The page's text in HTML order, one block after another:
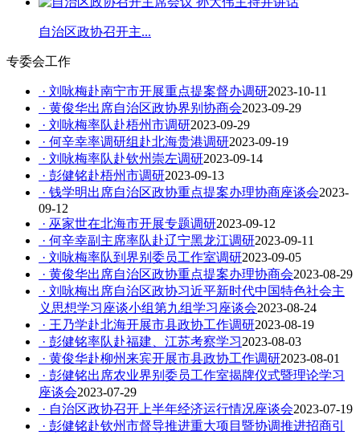
自治区政协召开主...
专委会工作
· 刘咏梅赴南宁市开展重点提案督办调研2023-10-11
· 黄俊华出席自治区政协界别协商会2023-09-29
· 刘咏梅率队赴梧州市调研2023-09-29
· 何辛幸率调研组赴北海贵港调研2023-09-19
· 刘咏梅率队赴钦州崇左调研2023-09-14
· 彭健铭赴梧州市调研2023-09-13
· 钱学明出席自治区政协重点提案办理协商座谈会2023-
09-12
· 巫家世在北海市开展专题调研2023-09-12
· 何辛幸副主席率队赴辽宁黑龙江调研2023-09-11
· 刘咏梅率队到界别委员工作室调研2023-09-05
· 黄俊华出席自治区政协重点提案办理协商会2023-08-29
· 刘咏梅出席自治区政协习近平新时代中国特色社会主
义思想学习座谈小组第九组学习座谈会2023-08-24
· 王乃学赴北海开展市县政协工作调研2023-08-19
· 彭健铭率队赴福建、江苏考察学习2023-08-03
· 黄俊华赴柳州来宾开展市县政协工作调研2023-08-01
· 彭健铭出席农业界别委员工作室揭牌仪式暨理论学习
座谈会2023-07-29
· 自治区政协召开上半年经济运行情况座谈会2023-07-19
· 彭健铭赴钦州市督导推进重大项目暨协调推进招商引